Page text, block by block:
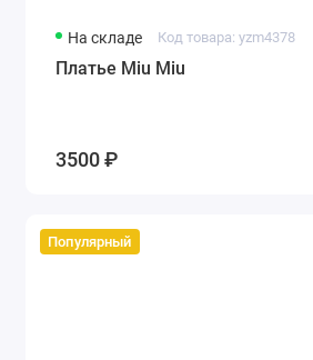
На складе Код товара: yzm4378
Платье Miu Miu
3500 ₽
Популярный